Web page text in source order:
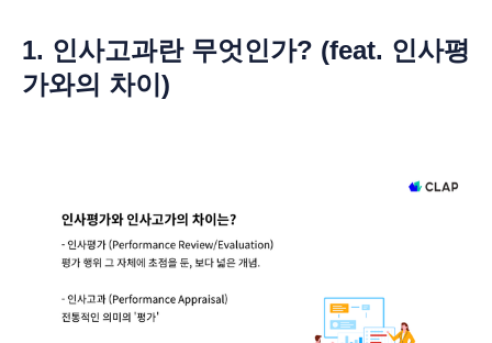
1. 인사고과란 무엇인가? (feat. 인사평
가와의 차이)